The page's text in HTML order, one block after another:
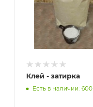
Клей - затирка
Есть в наличии: 600